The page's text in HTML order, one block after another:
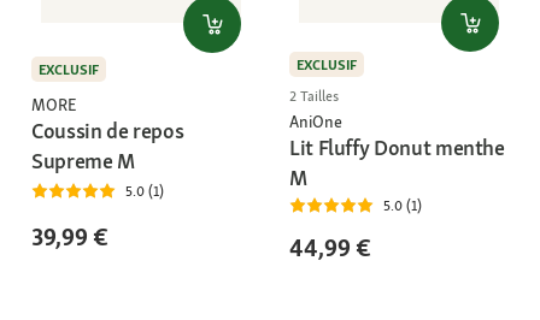
EXCLUSIF
MORE
Coussin de repos
Supreme M
5.0 (1)
39,99 €
EXCLUSIF
2 Tailles
AniOne
Lit Fluffy Donut menthe
M
5.0 (1)
44,99 €